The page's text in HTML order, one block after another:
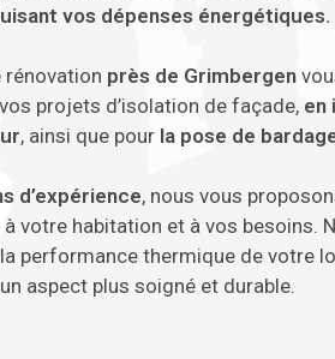
vos dépenses énergétiques.
rénovation près de Grimbergen
projets d’isolation de façade, en
, ainsi que pour la pose de
d’expérience, nous vous
votre habitation et à vos besoins.
performance thermique de votre
aspect plus soigné et durable.